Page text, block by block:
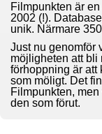
Filmpunkten är
2002 (!).
unik. Närmare
Just nu genomför
möjligheten att bli
förhoppning är att
som möligt. Det
Filmpunkten,
den som förut.